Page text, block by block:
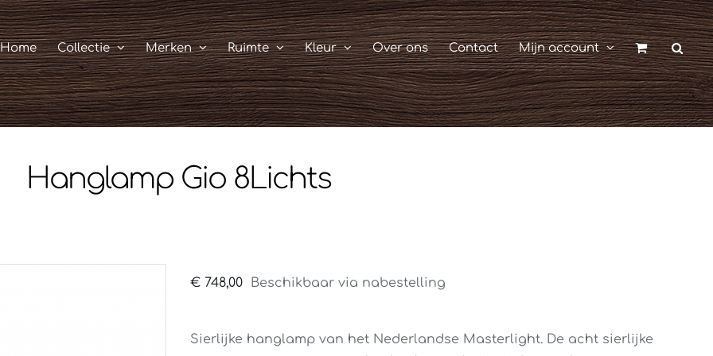
Home Collectie Merken Ruimte Kleur Over ons Contact Mijn account
Hanglamp Gio 8Lichts
€ 748,00 Beschikbaar via nabestelling
Sierlijke hanglamp van het Nederlandse Masterlight. De acht sierlijke